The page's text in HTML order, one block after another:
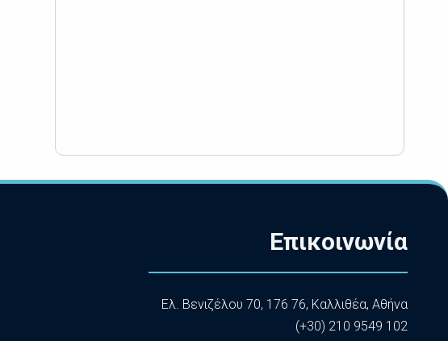
Επικοινωνία
Ελ. Βενιζέλου 70, 176 76, Καλλιθέα, Αθήνα
(+30) 210 9549 102